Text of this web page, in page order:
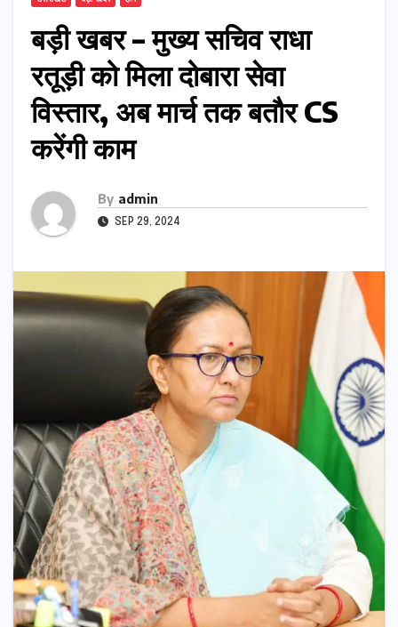
बड़ी खबर – मुख्य सचिव राधा
रतूड़ी को मिला दोबारा सेवा
विस्तार, अब मार्च तक बतौर CS
करेंगी काम
By admin
SEP 29, 2024